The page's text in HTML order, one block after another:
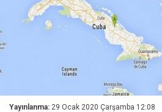
Yayınlanma: 29 Ocak 2020 Çarşamba 12:08